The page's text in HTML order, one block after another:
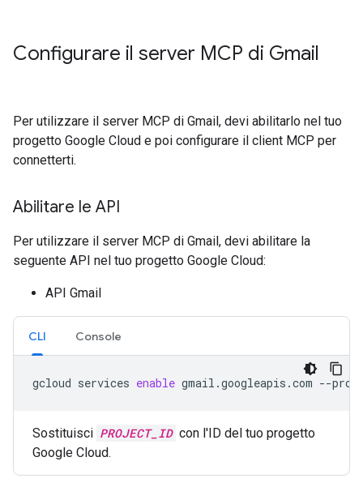
Configurare il server MCP di Gmail
Per utilizzare il server MCP di Gmail, devi abilitarlo nel tuo
progetto Google Cloud e poi configurare il client MCP per
connetterti.
Abilitare le API
Per utilizzare il server MCP di Gmail, devi abilitare la
seguente API nel tuo progetto Google Cloud:
API Gmail
CLI Console
gcloud services enable gmail.googleapis.com --
Sostituisci PROJECT_ID con l'ID del tuo progetto
Google Cloud.